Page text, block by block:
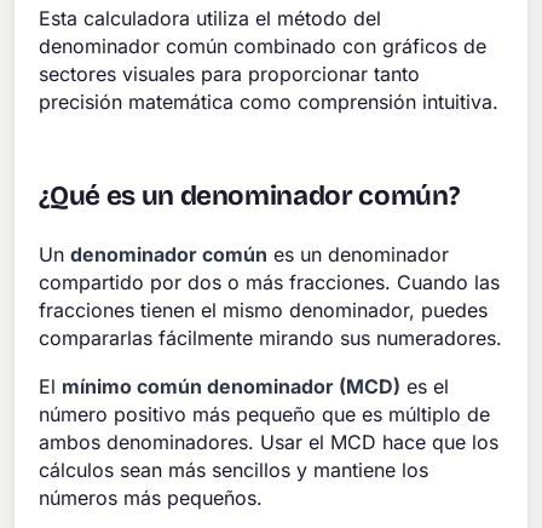
Esta calculadora utiliza el método del
denominador común combinado con gráficos de
sectores visuales para proporcionar tanto
precisión matemática como comprensión intuitiva.
¿Qué es un denominador común?
Undenominador común es un denominador
compartido por dos o más fracciones. Cuando las
fracciones tienen el mismo denominador, puedes
compararlas fácilmente mirando sus numeradores.
El mínimo común denominador (MCD) es el
número positivo más pequeño que es múltiplo de
ambos denominadores. Usar el MCD hace que los
cálculos sean más sencillos y mantiene los
números más pequeños.